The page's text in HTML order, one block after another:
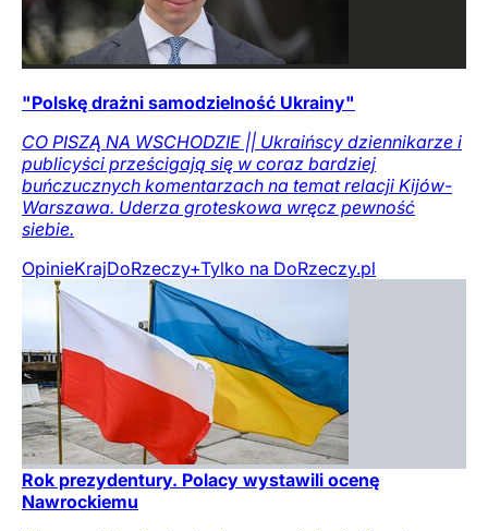
"Polskę drażni samodzielność Ukrainy"
CO PISZĄ NA WSCHODZIE || Ukraińscy dziennikarze i
publicyści prześcigają się w coraz bardziej
buńczucznych komentarzach na temat relacji Kijów-
Warszawa. Uderza groteskowa wręcz pewność
siebie.
OpinieKrajDoRzeczy+Tylko na DoRzeczy.pl
Rok prezydentury. Polacy wystawili ocenę
Nawrockiemu